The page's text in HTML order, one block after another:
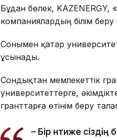
Бұдан бөлек, KAZENERGY,
компаниялардың білім
Сонымен қатар
ұсынады.
Сондықтан мемлекеттік
университеттерге,
гранттарға өтінім беру
– Бір нәтиже